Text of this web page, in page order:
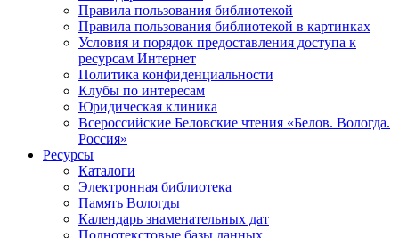
Правила пользования библиотекой
Правила пользования библиотекой в картинках
Условия и порядок предоставления доступа к
ресурсам Интернет
Политика конфиденциальности
Клубы по интересам
Юридическая клиника
Всероссийские Беловские чтения «Белов. Вологда.
Россия»
Ресурсы
Каталоги
Электронная библиотека
Память Вологды
Календарь знаменательных дат
Полнотекстовые базы данных